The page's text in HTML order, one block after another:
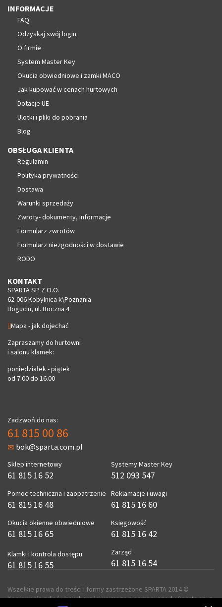
INFORMACJE
FAQ
Odzyskaj swój login
O firmie
System Master Key
Okucia obwiedniowe i zamki MACO
Jak kupować w cenach hurtowych
Dotacje UE
Ulotki i pliki do pobrania
Blog
OBSŁUGA KLIENTA
Regulamin
Polityka prywatności
Dostawa
Warunki sprzedaży
Zwroty- dokumenty, informacje
Formularz zwrotów
Formularz niezgodności w dostawie
RODO
KONTAKT
SPARTA SP. Z O.O.
62-006 Kobylnica k\Poznania
Bogucin, ul. Boczna 4
Mapa - jak dojechać
Zapraszamy do hurtowni
i salonu klamek:
poniedziałek - piątek
od 7.00 do 16.00
Zadzwoń do nas:
61 815 00 86
bok@sparta.com.pl
Sklep internetowy
61 815 16 52
Pomoc techniczna i zaopatrzenie
61 815 16 48
Okucia okienne obwiedniowe
61 815 16 65
Klamki i kontrola dostępu
61 815 16 55
Systemy Master Key
512 093 547
Reklamacje i uwagi
61 815 16 60
Księgowość
61 815 16 42
Zarząd
61 815 16 54
Wszelkie prawa do treści i formy zastrzeżone SPARTA 2014 ©
Kopiowanie zdjęć i innych treści wymaga pisemnej zgody Sparta sp. z